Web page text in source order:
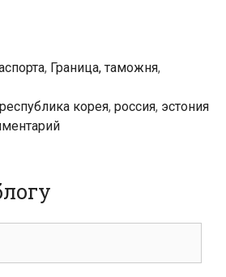
, Граница, таможня,
республика корея, россия, эстония